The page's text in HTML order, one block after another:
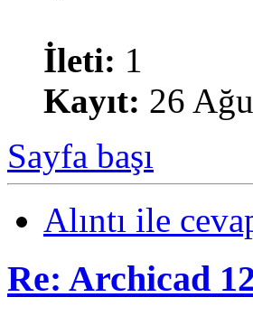
İleti: 1
Kayıt: 26
Sayfa başı
Alıntı ile
Re: Archicad